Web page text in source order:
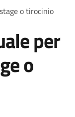
o tirocinio
per
o